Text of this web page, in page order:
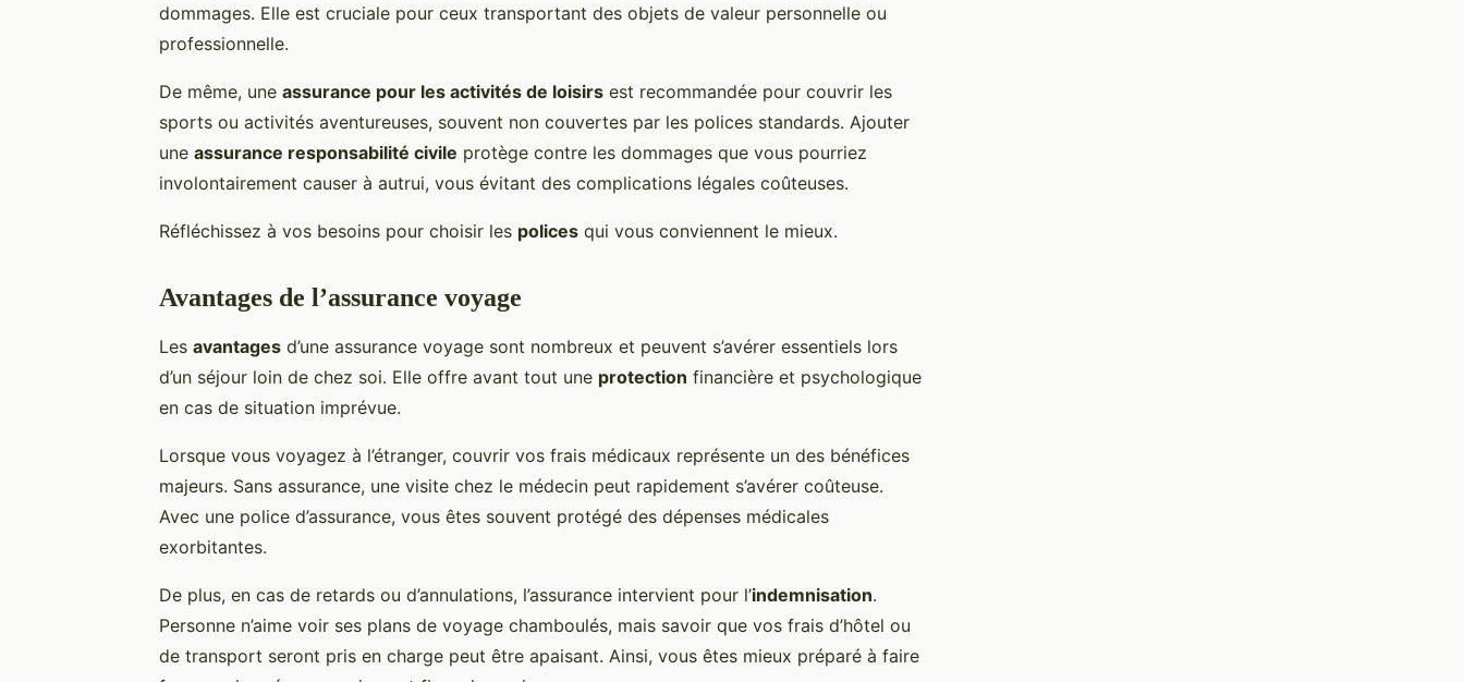
dommages. Elle est cruciale pour ceux transportant des objets de valeur personnelle ou
professionnelle.
De même, une assurance pour les activités de loisirs est recommandée pour couvrir les
sports ou activités aventureuses, souvent non couvertes par les polices standards. Ajouter
une assurance responsabilité civile protège contre les dommages que vous pourriez
involontairement causer à autrui, vous évitant des complications légales coûteuses.
Réfléchissez à vos besoins pour choisir les polices qui vous conviennent le mieux.
Avantages de l’assurance voyage
Les avantages d’une assurance voyage sont nombreux et peuvent s’avérer essentiels lors
d’un séjour loin de chez soi. Elle offre avant tout une protection financière et psychologique
en cas de situation imprévue.
Lorsque vous voyagez à l’étranger, couvrir vos frais médicaux représente un des bénéfices
majeurs. Sans assurance, une visite chez le médecin peut rapidement s’avérer coûteuse.
Avec une police d’assurance, vous êtes souvent protégé des dépenses médicales
exorbitantes.
De plus, en cas de retards ou d’annulations, l’assurance intervient pour l’indemnisation.
Personne n’aime voir ses plans de voyage chamboulés, mais savoir que vos frais d’hôtel ou
de transport seront pris en charge peut être apaisant. Ainsi, vous êtes mieux préparé à faire